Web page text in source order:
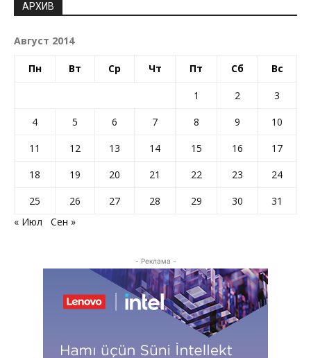
АРХИВ
Август 2014
Пн Вт Ср Чт Пт Сб Вс
1 2
3
4
5 6 7 8 9
10
11
12 13 14 15 16
17
18
19 20 21 22 23
24
25
26 27 28 29 30
31
« Июл
Сен »
- Реклама -